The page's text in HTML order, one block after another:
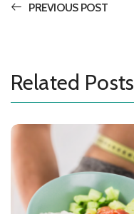
PREVIOUS POST
Related Posts